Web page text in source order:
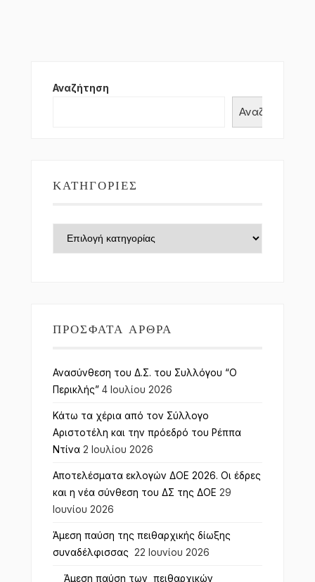
Αναζήτηση
Αναζήτηση
ΚΑΤΗΓΟΡΊΕΣ
Κατηγορίες
ΠΡΌΣΦΑΤΑ ΆΡΘΡΑ
Ανασύνθεση του Δ.Σ. του Συλλόγου “Ο
Περικλής” 4 Ιουλίου 2026
Κάτω τα χέρια από τον Σύλλογο
Αριστοτέλη και την πρόεδρό του Ρέππα
Ντίνα 2 Ιουλίου 2026
Αποτελέσματα εκλογών ΔΟΕ 2026. Οι έδρες
και η νέα σύνθεση του ΔΣ της ΔΟΕ 29
Ιουνίου 2026
Άμεση παύση της πειθαρχικής δίωξης
συναδέλφισσας
22 Ιουνίου 2026
Άμεση παύση των πειθαρχικών